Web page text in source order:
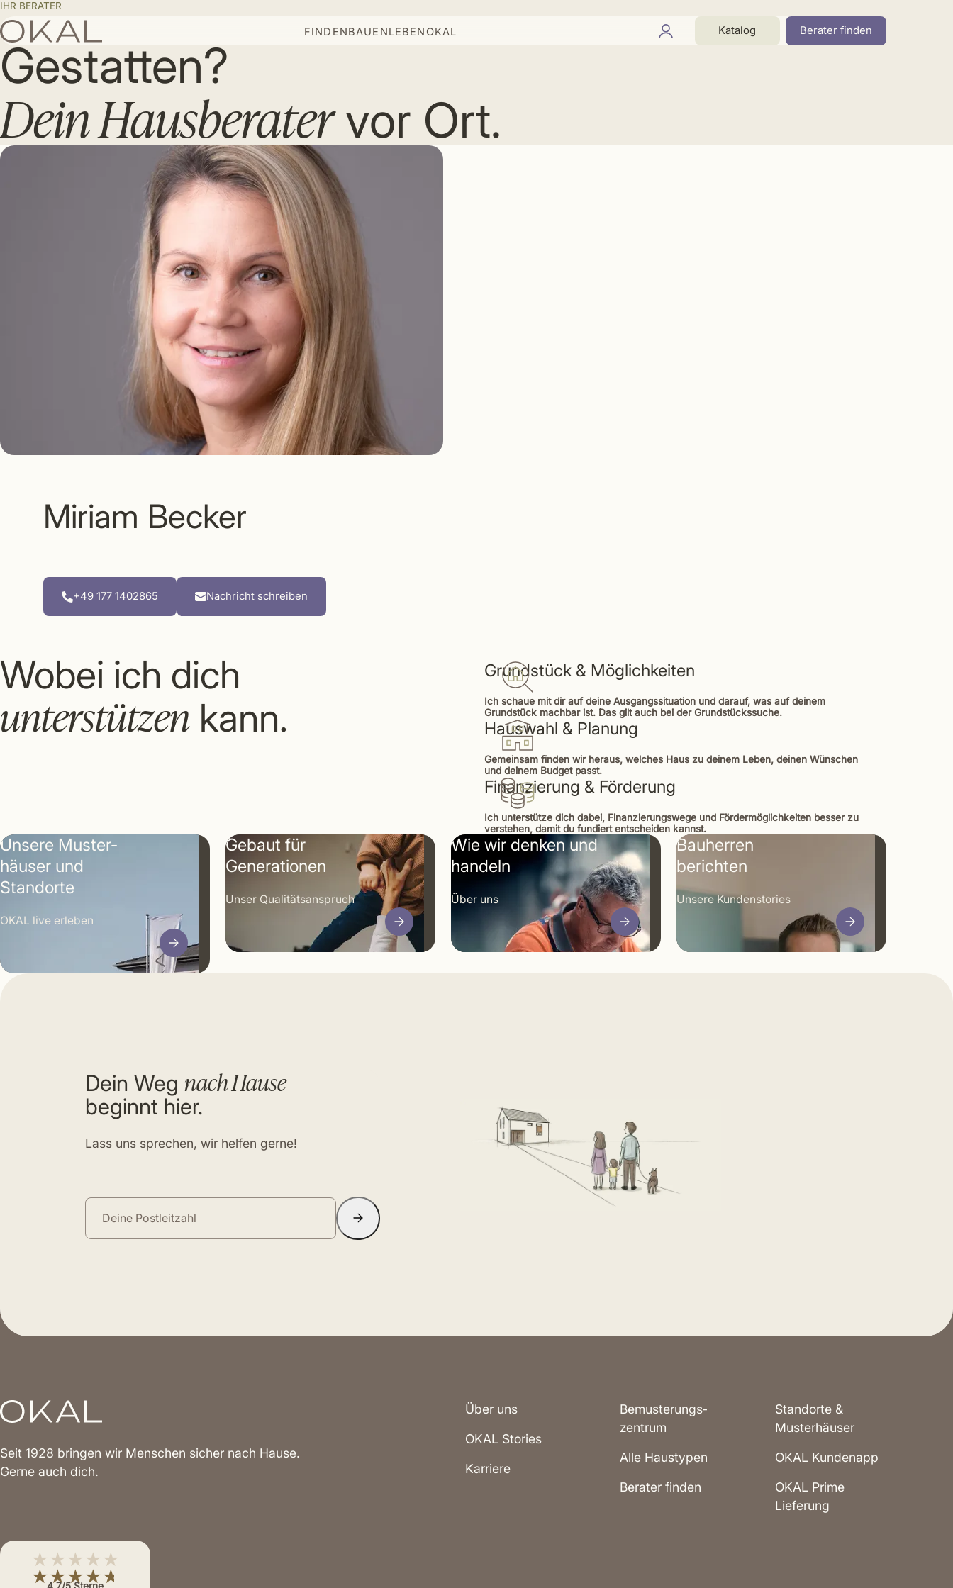
FINDENBAUENLEBEN OKAL Katalog Berater finden
IHR BERATER
Gestatten?
Dein Hausberatervor Ort.
Miriam Becker
+49 177 1402865 Nachricht schreiben
Wobei ich dich
unterstützen kann.
Grundstück & Möglichkeiten
Ich schaue mit dir auf deine Ausgangssituation und darauf, was auf deinem
Grundstück machbar ist. Das gilt auch bei der Grundstückssuche.
Hauswahl & Planung
Gemeinsam finden wir heraus, welches Haus zu deinem Leben, deinen Wünschen
und deinem Budget passt.
Finanzierung & Förderung
Ich unterstütze dich dabei, Finanzierungswege und Fördermöglichkeiten besser zu
verstehen, damit du fundiert entscheiden kannst.
Unsere Muster­
häuser und
Standorte
OKAL live erleben
Gebaut für
Generationen
Unser Qualitäts­anspruch
Wie wir denken und
handeln
Über uns
Bauherren
berichten
Unsere Kunden­stories
Dein Weg nach Hause
beginnt hier.
Lass uns sprechen, wir helfen gerne!
Seit 1928 bringen wir Menschen sicher nach Hause.
Gerne auch dich.
★★★★★
★★★★★
Über uns
OKAL Stories
Karriere
Bemusterungs­
zentrum
Alle Haustypen
Berater finden
Standorte &
Musterhäuser
OKAL Kundenapp
OKAL Prime
Lieferung